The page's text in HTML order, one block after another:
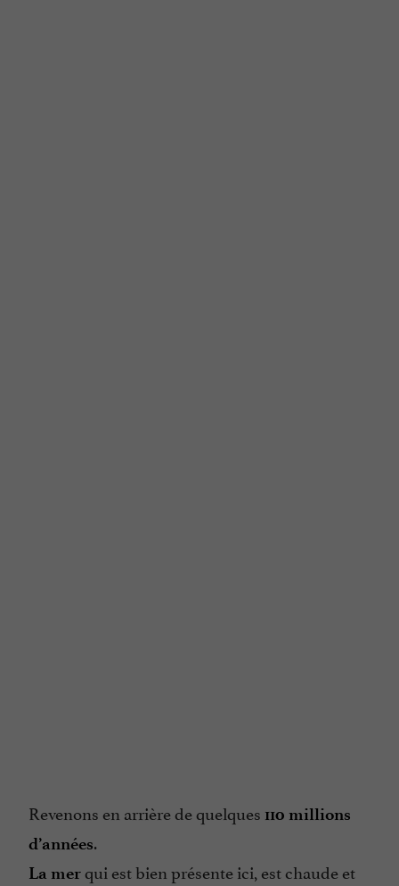
Revenons en arrière de quelques 110 millions
d’années.
La merqui est bien présente ici, est chaude et